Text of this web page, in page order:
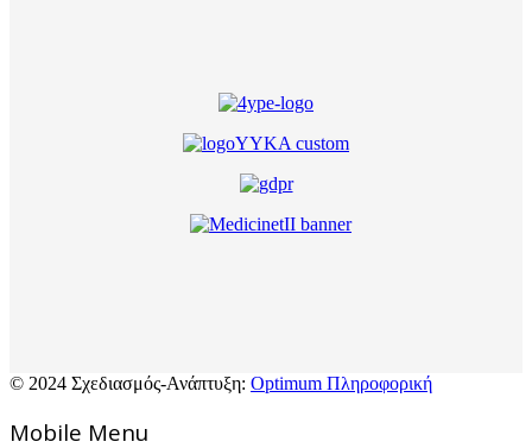
© 2024 Σχεδιασμός-Ανάπτυξη: Optimum Πληροφορική
Mοbile Menu